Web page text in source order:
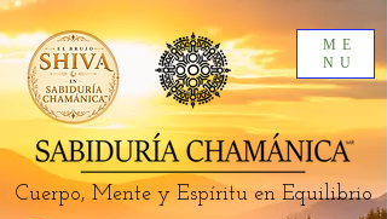
ME
NU
Cuerpo, Mente y Espíritu en Equilibrio